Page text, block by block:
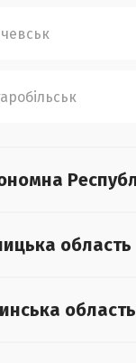
область
область